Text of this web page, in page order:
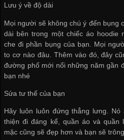
Lưu ý về độ dài
Mọi người sẽ không chú ý đến bụng
dài bên trong một chiếc áo hoodie
che đi phần bụng của bạn. Mọi
to cơ nào đâu. Thêm vào đó, đây
đường phố mới nổi những năm gần
bạn nhé
Sửa tư thế của bạn
Hãy luôn luôn đứng thẳng lưng.
thiện đi đáng kể, quần áo và quần
mặc cũng sẽ đẹp hơn và bạn sẽ